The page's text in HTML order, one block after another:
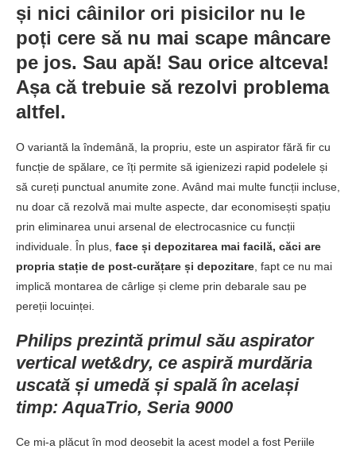
și nici câinilor ori pisicilor nu le
poți cere să nu mai scape mâncare
pe jos. Sau apă! Sau orice altceva!
Așa că trebuie să rezolvi problema
altfel.
O variantă la îndemână, la propriu, este un aspirator fără fir cu
funcție de spălare, ce îți permite să igienizezi rapid podelele și
să cureți punctual anumite zone. Având mai multe funcții incluse,
nu doar că rezolvă mai multe aspecte, dar economisești spațiu
prin eliminarea unui arsenal de electrocasnice cu funcții
individuale. În plus, face și depozitarea mai facilă, căci are
propria stație de post-curățare și depozitare , fapt ce nu mai
implică montarea de cârlige și cleme prin debarale sau pe
pereții locuinței.
Philips prezintă primul său aspirator
vertical wet&dry, ce aspiră murdăria
uscată și umedă și spală în același
timp: AquaTrio, Seria 9000
Ce mi-a plăcut în mod deosebit la acest model a fost Periile